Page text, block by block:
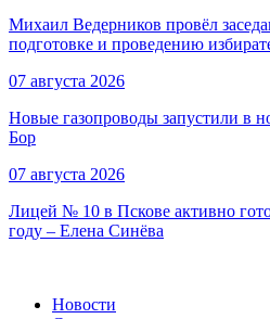
Михаил Ведерников провёл
подготовке и проведению
07 августа 2026
Новые газопроводы запустили в
Бор
07 августа 2026
Лицей № 10 в Пскове активно
году – Елена Синёва
Новости